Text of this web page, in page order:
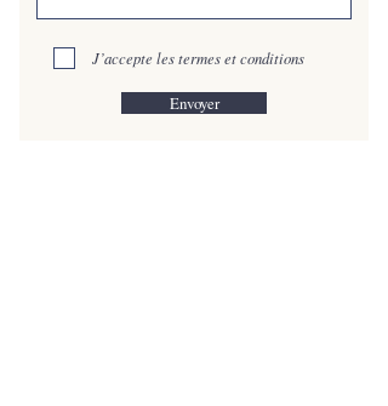
J’accepte les termes et conditions
Envoyer